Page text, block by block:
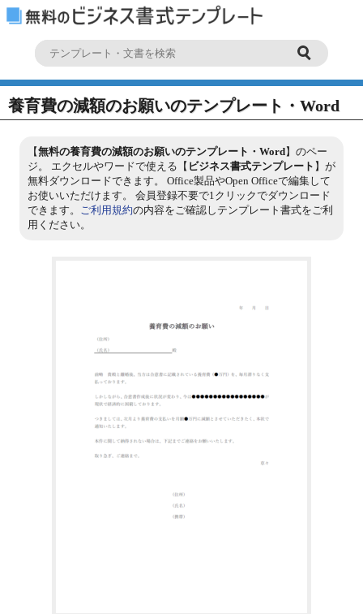
養育費の減額のお願いのテンプレート・Word
【無料の養育費の減額のお願いのテンプレート・Word】のペー
ジ。 エクセルやワードで使える【 ビジネス書式テンプレート 】が
無料ダウンロードできます。 Office製品やOpen Officeで編集して
お使いいただけます。 会員登録不要で1クリックでダウンロード
できます。 ご利用規約の内容をご確認しテンプレート書式をご利
用ください。